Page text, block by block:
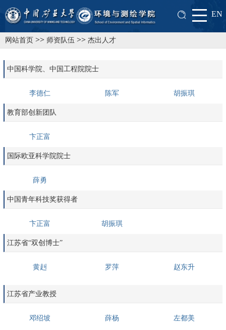
EN
网站首页 >> 师资队伍 >> 杰出人才
中国科学院、中国工程院院士
李德仁 陈军 胡振琪
教育部创新团队
卞正富
国际欧亚科学院院士
薛勇
中国青年科技奖获得者
卞正富 胡振琪
江苏省“双创博士”
黄赳 罗萍 赵东升
江苏省产业教授
邓绍坡 薛杨 左都美